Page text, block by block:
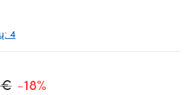
4
-18%